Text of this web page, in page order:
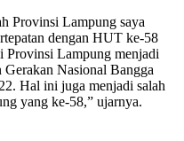
Provinsi Lampung saya
dengan HUT ke-58
Lampung menjadi
Gerakan Nasional Bangga
Hal ini juga menjadi salah
yang ke-58,” ujarnya.